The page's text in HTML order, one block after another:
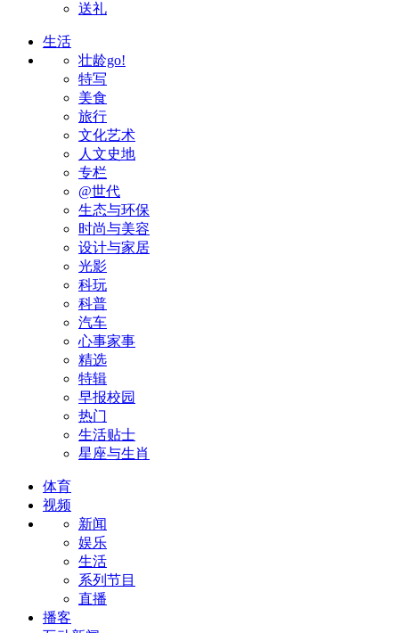
送礼
生活
壮龄go!
特写
美食
旅行
文化艺术
人文史地
专栏
@世代
生态与环保
时尚与美容
设计与家居
光影
科玩
科普
汽车
心事家事
精选
特辑
早报校园
热门
生活贴士
星座与生肖
体育
视频
新闻
娱乐
生活
系列节目
直播
播客